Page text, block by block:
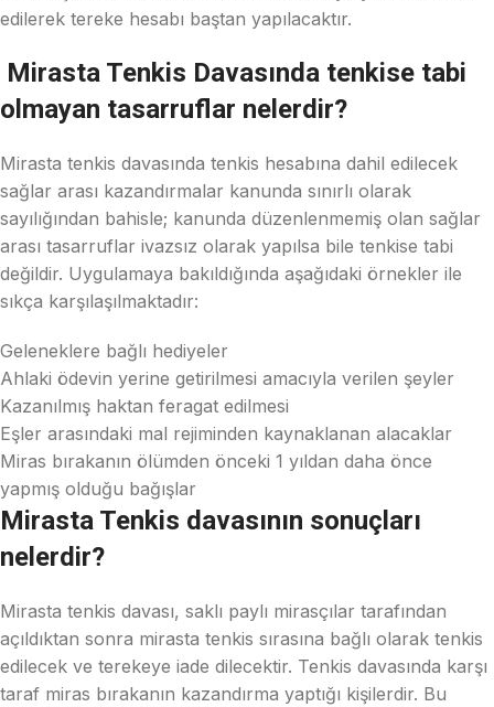
edilerek tereke hesabı baştan yapılacaktır.
Mirasta Tenkis Davasında tenkise tabi
olmayan tasarruflar nelerdir?
Mirasta tenkis davasında tenkis hesabına dahil edilecek
sağlar arası kazandırmalar kanunda sınırlı olarak
sayılığından bahisle; kanunda düzenlenmemiş olan sağlar
arası tasarruflar ivazsız olarak yapılsa bile tenkise tabi
değildir. Uygulamaya bakıldığında aşağıdaki örnekler ile
sıkça karşılaşılmaktadır:
Geleneklere bağlı hediyeler
Ahlaki ödevin yerine getirilmesi amacıyla verilen şeyler
Kazanılmış haktan feragat edilmesi
Eşler arasındaki mal rejiminden kaynaklanan alacaklar
Miras bırakanın ölümden önceki 1 yıldan daha önce
yapmış olduğu bağışlar
Mirasta Tenkis davasının sonuçları
nelerdir?
Mirasta tenkis davası, saklı paylı mirasçılar tarafından
açıldıktan sonra mirasta tenkis sırasına bağlı olarak tenkis
edilecek ve terekeye iade dilecektir. Tenkis davasında karşı
taraf miras bırakanın kazandırma yaptığı kişilerdir. Bu